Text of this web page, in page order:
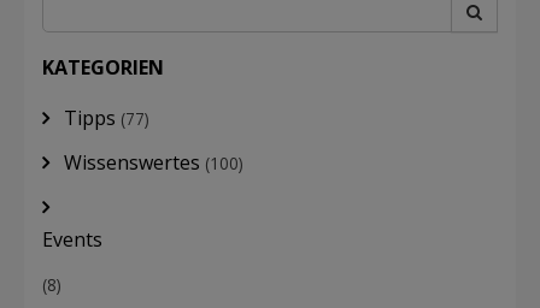
KATEGORIEN
Tipps (77)
Wissenswertes (100)
Events
(8)